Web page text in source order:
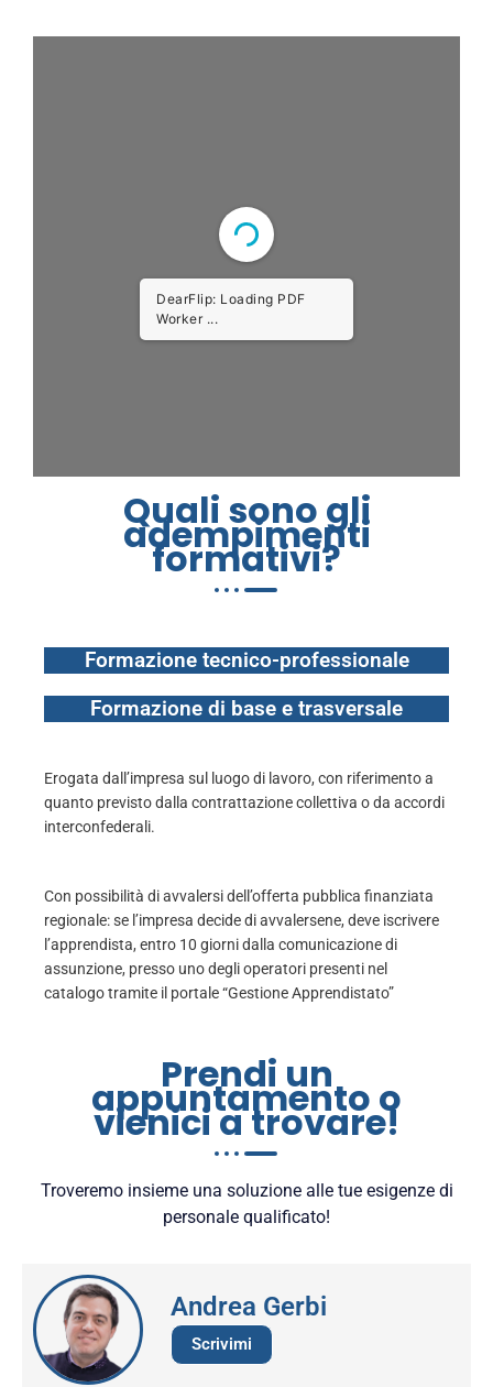
DearFlip: Loading PDF ...
Quali sono gli
adempimenti
formativi?
Formazione tecnico-professionale
Formazione di base e trasversale
Erogata dall’impresa sul luogo di lavoro, con riferimento a
quanto previsto dalla contrattazione collettiva o da accordi
interconfederali.
Con possibilità di avvalersi dell’offerta pubblica finanziata
regionale: se l’impresa decide di avvalersene, deve iscrivere
l’apprendista, entro 10 giorni dalla comunicazione di
assunzione, presso uno degli operatori presenti nel
catalogo tramite il portale “Gestione Apprendistato”
Prendi un
appuntamento o
vienici a trovare!
Troveremo insieme una soluzione alle tue esigenze di
personale qualificato!
Andrea Gerbi
Scrivimi